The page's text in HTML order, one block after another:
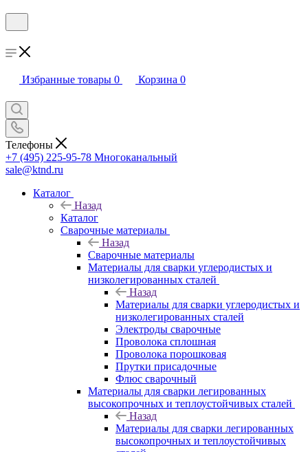
Избранные товары 0 Корзина 0
Телефоны
+7 (495) 225-95-78 Многоканальный
sale@ktnd.ru
Каталог
Назад
Каталог
Сварочные материалы
Назад
Сварочные материалы
Материалы для сварки углеродистых и
низколегированных сталей
Назад
Материалы для сварки углеродистых и
низколегированных сталей
Электроды сварочные
Проволока сплошная
Проволока порошковая
Прутки присадочные
Флюс сварочный
Материалы для сварки легированных
высокопрочных и теплоустойчивых сталей
Назад
Материалы для сварки легированных
высокопрочных и теплоустойчивых